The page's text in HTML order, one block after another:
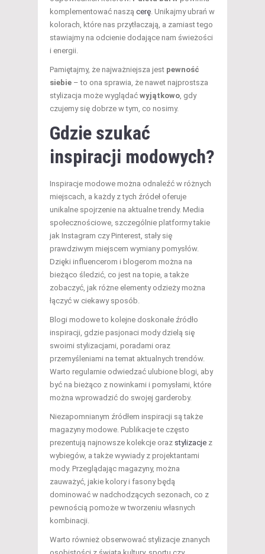
komplementować naszą cerę . Unikajmy ubrań w
kolorach, które nas przytłaczają, a zamiast tego
stawiajmy na odcienie dodające nam świeżości
i energii.
Pamiętajmy, że najważniejsza jest pewność
siebie – to ona sprawia, że nawet najprostsza
stylizacja może wyglądać wyjątkowo , gdy
czujemy się dobrze w tym, co nosimy.
Gdzie szukać
inspiracji modowych?
Inspiracje modowe można odnaleźć w różnych
miejscach, a każdy z tych źródeł oferuje
unikalne spojrzenie na aktualne trendy. Media
społecznościowe, szczególnie platformy takie
jak Instagram czy Pinterest, stały się
prawdziwym miejscem wymiany pomysłów.
Dzięki influencerom i blogerom można na
bieżąco śledzić, co jest na topie, a także
zobaczyć, jak różne elementy odzieży można
łączyć w ciekawy sposób.
Blogi modowe to kolejne doskonałe źródło
inspiracji, gdzie pasjonaci mody dzielą się
swoimi stylizacjami, poradami oraz
przemyśleniami na temat aktualnych trendów.
Warto regularnie odwiedzać ulubione blogi, aby
być na bieżąco z nowinkami i pomysłami, które
można wprowadzić do swojej garderoby.
Niezapomnianym źródłem inspiracji są także
magazyny modowe. Publikacje te często
prezentują najnowsze kolekcje oraz stylizacje z
wybiegów, a także wywiady z projektantami
mody. Przeglądając magazyny, można
zauważyć, jakie kolory i fasony będą
dominować w nadchodzących sezonach, co z
pewnością pomoże w tworzeniu własnych
kombinacji.
Warto również obserwować stylizacje znanych